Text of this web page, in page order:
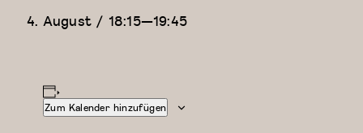
4. August / 18:15—19:45
Zum Kalender hinzufügen